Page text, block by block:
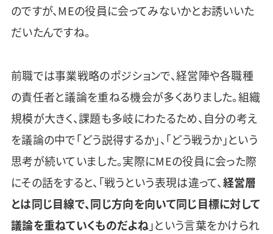
のですが、MEの役員に会ってみないかとお誘いいた
だいたんですね。
前職では事業戦略のポジションで、経営陣や各職種
の責任者と議論を重ねる機会が多くありました。組織
規模が大きく、課題も多岐にわたるため、自分の考え
を議論の中で「どう説得するか」、「どう戦うか」という
思考が続いていました。実際にMEの役員に会った際
にその話をすると、「戦うという表現は違って、経営層
とは同じ目線で、同じ方向を向いて同じ目標に対して
議論を重ねていくものだよね」という言葉をかけられ